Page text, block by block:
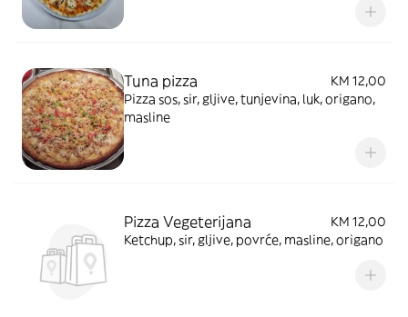
Tuna pizza
KM 12,00
Pizza sos, sir, gljive, tunjevina, luk, origano,
masline
Pizza Vegeterijana
KM 12,00
Ketchup, sir, gljive, povrće, masline, origano